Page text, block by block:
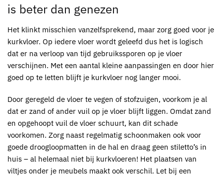
is beter dan genezen
Het klinkt misschien vanzelfsprekend, maar zorg goed voor je
kurkvloer. Op iedere vloer wordt geleefd dus het is logisch
dat er na verloop van tijd gebruikssporen op je vloer
verschijnen. Met een aantal kleine aanpassingen en door hier
goed op te letten blijft je kurkvloer nog langer mooi.
Door geregeld de vloer te vegen of stofzuigen, voorkom je al
dat er zand of ander vuil op je vloer blijft liggen. Omdat zand
en opgehoopt vuil de vloer schuurt, kan dit schade
voorkomen. Zorg naast regelmatig schoonmaken ook voor
goede droogloopmatten in de hal en draag geen stiletto’s in
huis – al helemaal niet bij kurkvloeren! Het plaatsen van
viltjes onder je meubels maakt ook verschil. Let bij een